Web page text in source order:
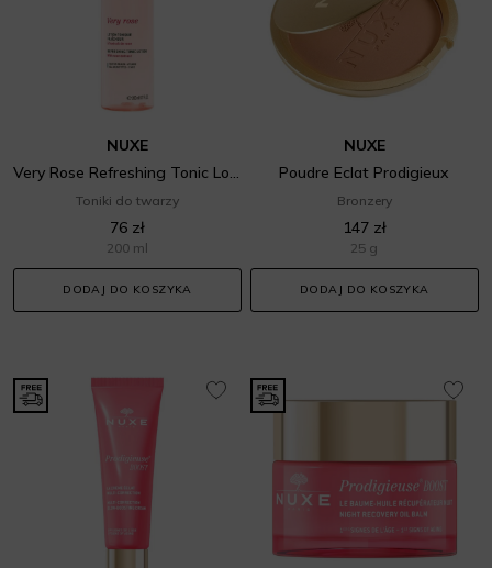
NUXE
Very Rose Refreshing Tonic Lotion
Toniki do twarzy
76 zł
200 ml
DODAJ DO KOSZYKA
NUXE
Poudre Eclat Prodigieux
Bronzery
147 zł
25 g
DODAJ DO KOSZYKA